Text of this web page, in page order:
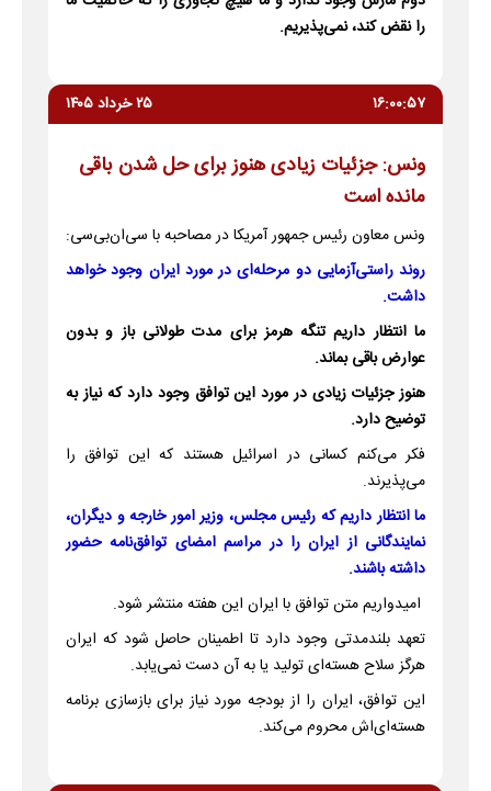
را نقض کند، نمی‌پذیریم.
۱۶:۰۰:۵۷ ۲۵ خرداد ۱۴۰۵
ونس: جزئیات زیادی هنوز برای حل شدن باقی
مانده است
ونس معاون رئیس جمهور آمریکا در مصاحبه با سی‌ان‌بی‌سی:
روند راستی‌آزمایی دو مرحله‌ای در مورد ایران وجود خواهد
داشت.
ما انتظار داریم تنگه هرمز برای مدت طولانی باز و بدون
عوارض باقی بماند.
هنوز جزئیات زیادی در مورد این توافق وجود دارد که نیاز به
توضیح دارد.
فکر می‌کنم کسانی در اسرائیل هستند که این توافق را
می‌پذیرند.
ما انتظار داریم که رئیس مجلس، وزیر امور خارجه و دیگران،
نمایندگانی از ایران را در مراسم امضای توافق‌نامه حضور
داشته باشند.
امیدواریم متن توافق با ایران این هفته منتشر شود.
تعهد بلندمدتی وجود دارد تا اطمینان حاصل شود که ایران
هرگز سلاح هسته‌ای تولید یا به آن دست نمی‌یابد.
این توافق، ایران را از بودجه مورد نیاز برای بازسازی برنامه
هسته‌ای‌اش محروم می‌کند.